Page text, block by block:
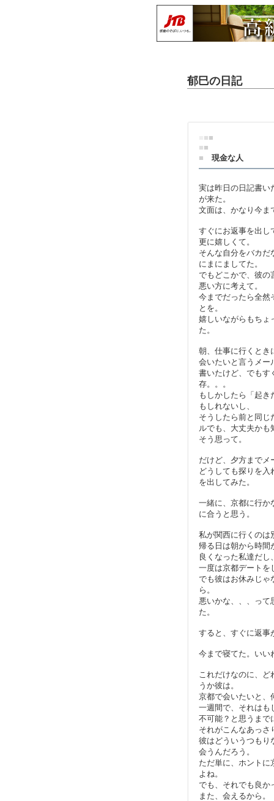
郁巳の日記
■■
■■
■
現金な人
実は昨日の日記書い
が来た。
文面は、かなり今ま
すぐにお返事を出し
更に嬉しくて。
そんな自分をバカだ
にまにましてた。
でもどこかで、彼の
悪い方に考えて。
今までだったら全然
とを。
嬉しいながらもちょ
た。
朝、仕事に行くとき
会いたいと言うメー
書いたけど、でもす
存。。。
もしかしたら「起
もしれないし、
そうしたら前と同じ
ルでも、大丈夫かも
そう思って。
だけど、夕方までメ
どうしても探りを
を出してみた。
一緒に、京都に行か
に合うと思う。
私が関西に行くのは
帰る日は朝から時間
良くなった私達だし
一度は京都デートを
でも彼はお休みじゃ
ら。
悪いかな、、、って
た。
すると、すぐに返事
今まで寝てた。いい
これだけなのに、ど
うか彼は。
京都で会いたいと、
一週間で、それはも
不可能？と思うまで
それがこんなあっさ
彼はどういうつもり
会うんだろう。
ただ単に、ホントに
よね。
でも、それでも良か
また、会えるから。